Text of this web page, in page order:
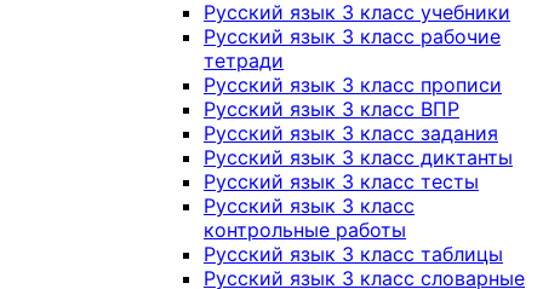
Русский язык 3 класс учебники
Русский язык 3 класс рабочие
тетради
Русский язык 3 класс прописи
Русский язык 3 класс ВПР
Русский язык 3 класс задания
Русский язык 3 класс диктанты
Русский язык 3 класс тесты
Русский язык 3 класс
контрольные работы
Русский язык 3 класс таблицы
Русский язык 3 класс словарные